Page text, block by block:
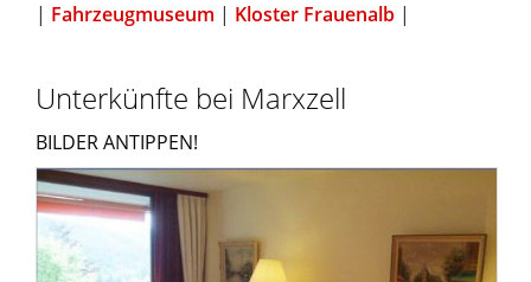
| Fahrzeugmuseum | Kloster Frauenalb |
Unterkünfte bei Marxzell
BILDER ANTIPPEN!